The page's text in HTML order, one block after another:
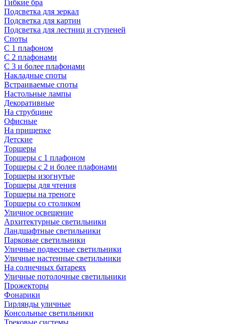
Гибкие бра
Подсветка для зеркал
Подсветка для картин
Подсветка для лестниц и ступеней
Споты
С 1 плафоном
С 2 плафонами
С 3 и более плафонами
Накладные споты
Встраиваемые споты
Настольные лампы
Декоративные
На струбцине
Офисные
На прищепке
Детские
Торшеры
Торшеры с 1 плафоном
Торшеры с 2 и более плафонами
Торшеры изогнутые
Торшеры для чтения
Торшеры на треноге
Торшеры со столиком
Уличное освещение
Архитектурные светильники
Ландшафтные светильники
Парковые светильники
Уличные подвесные светильники
Уличные настенные светильники
На солнечных батареях
Уличные потолочные светильники
Прожекторы
Фонарики
Гирлянды уличные
Консольные светильники
Трековые системы